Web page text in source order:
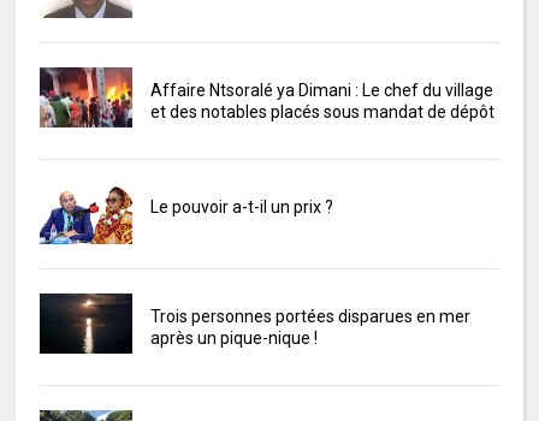
Affaire Ntsoralé ya Dimani : Le chef du village
et des notables placés sous mandat de dépôt
Le pouvoir a-t-il un prix ?
Trois personnes portées disparues en mer
après un pique-nique !